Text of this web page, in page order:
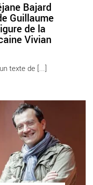
Bajard
Guillaume
de la
Vivian
texte de [...]
aux artistes
avec Benoît
SAINT ETIENNE
National